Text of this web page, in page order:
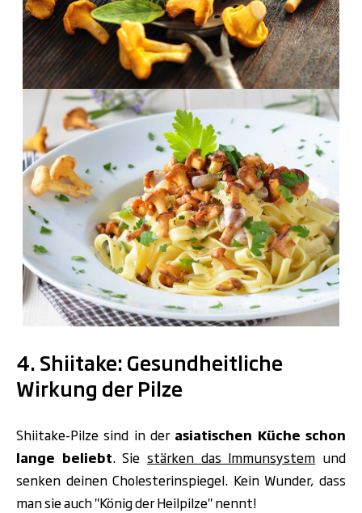
4. Shiitake: Gesundheitliche
Wirkung der Pilze
Shiitake-Pilze sind in der asiatischen Küche schon
lange beliebt. Siestärken das Immunsystem und
senken deinen Cholesterinspiegel. Kein Wunder, dass
man sie auch "König der Heilpilze" nennt!